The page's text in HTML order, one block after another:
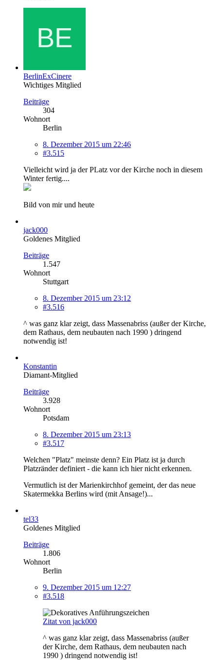
BerlinExCinere
Wichtiges Mitglied
Beiträge
304
Wohnort
Berlin
8. Dezember 2015 um 22:46
#3.515
Vielleicht wird ja der PLatz vor der Kirche noch in diesem
Winter fertig....
Bild von mir und heute
jack000
Goldenes Mitglied
Beiträge
1.547
Wohnort
Stuttgart
8. Dezember 2015 um 23:12
#3.516
^ was ganz klar zeigt, dass Massenabriss (außer der Kirche,
dem Rathaus, dem neubauten nach 1990 ) dringend
notwendig ist!
Konstantin
Diamant-Mitglied
Beiträge
3.928
Wohnort
Potsdam
8. Dezember 2015 um 23:13
#3.517
Welchen "Platz" meinste denn? Ein Platz ist ja durch
Platzränder definiert - die kann ich hier nicht erkennen.
Vermutlich ist der Marienkirchhof gemeint, der das neue
Skatermekka Berlins wird (mit Ansage!)...
tel33
Goldenes Mitglied
Beiträge
1.806
Wohnort
Berlin
9. Dezember 2015 um 12:27
#3.518
Zitat von jack000
^ was ganz klar zeigt, dass Massenabriss (außer
der Kirche, dem Rathaus, dem neubauten nach
1990 ) dringend notwendig ist!